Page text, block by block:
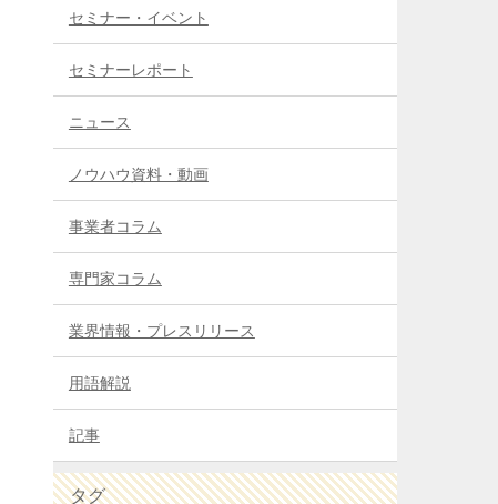
セミナー・イベント
セミナーレポート
ニュース
ノウハウ資料・動画
事業者コラム
専門家コラム
業界情報・プレスリリース
用語解説
記事
タグ